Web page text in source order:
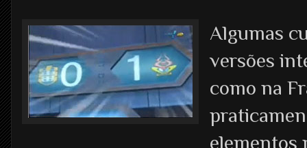
Algumas
versões
como na
elementos